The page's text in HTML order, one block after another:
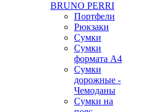
BRUNO PERRI
Портфели
Рюкзаки
Сумки
Сумки
формата А4
Сумки
дорожные -
Чемоданы
Сумки на